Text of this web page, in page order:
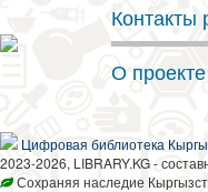
Контакты
О проекте
Цифровая библиотека
2023-2026, LIBRARY.KG -
Сохраняя наследие